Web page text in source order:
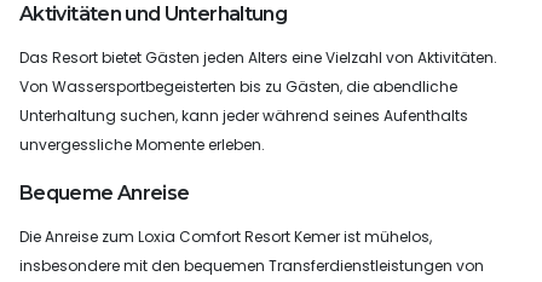
Aktivitäten und Unterhaltung
Das Resort bietet Gästen jeden Alters eine Vielzahl von Aktivitäten.
Von Wassersportbegeisterten bis zu Gästen, die abendliche
Unterhaltung suchen, kann jeder während seines Aufenthalts
unvergessliche Momente erleben.
Bequeme Anreise
Die Anreise zum Loxia Comfort Resort Kemer ist mühelos,
insbesondere mit den bequemen Transferdienstleistungen von